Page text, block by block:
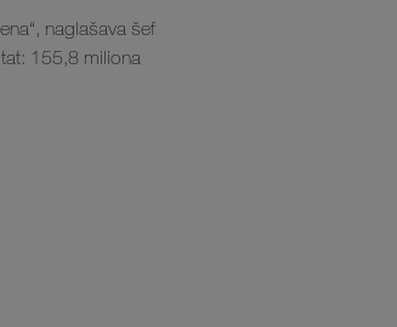
naglašava šef
155,8 miliona